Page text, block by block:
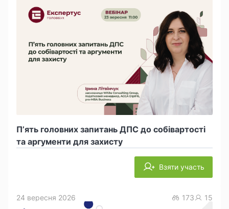
П’ять головних запитань ДПС до собівартості
та аргументи для захисту
Взяти участь
24 вересня 2026 173 15